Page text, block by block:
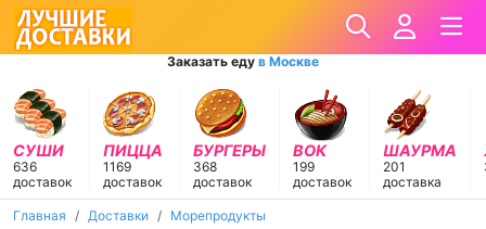
Заказать еду в Москве
СУШИ
636
доставок
ПИЦЦА
1169
доставок
БУРГЕРЫ
368
доставок
ВОК
199
доставок
ШАУРМА
201
доставка
Главная Доставки Морепродукты